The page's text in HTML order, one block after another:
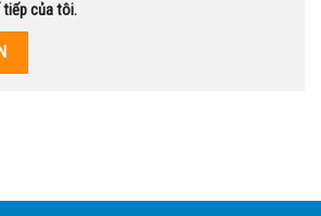
tiếp của tôi.